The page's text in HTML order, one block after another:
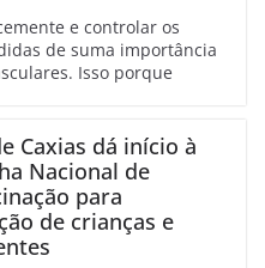
e controlar os
de suma importância
Isso porque
Caxias dá início à
Nacional de
para
de crianças e